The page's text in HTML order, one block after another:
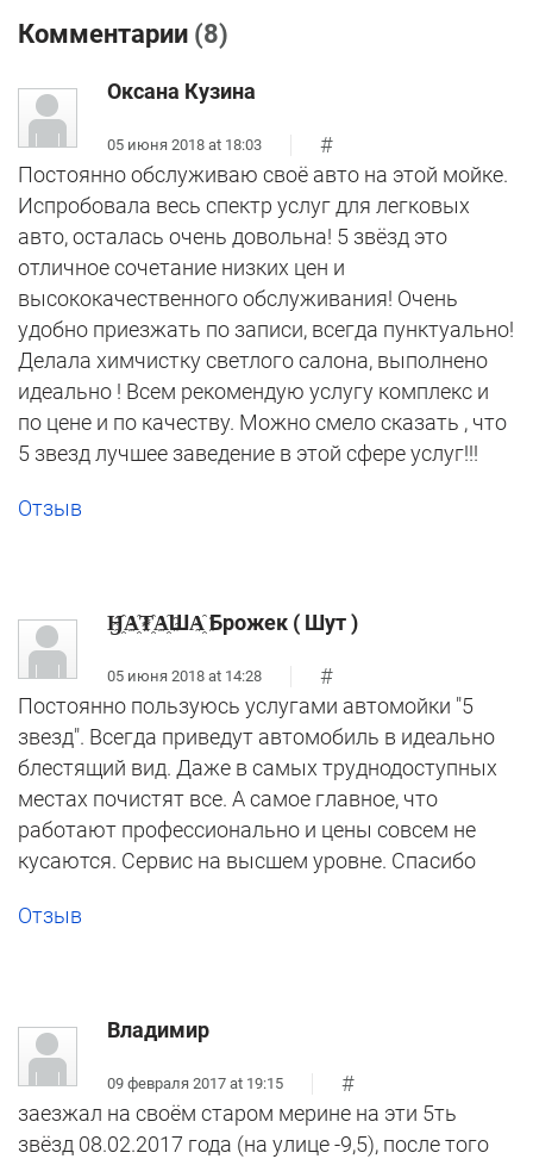
Комментарии (8)
Оксана Кузина
05 июня 2018 at 18:03
#
Постоянно обслуживаю своё авто на этой мойке.
Испробовала весь спектр услуг для легковых
авто, осталась очень довольна! 5 звёзд это
отличное сочетание низких цен и
высококачественного обслуживания! Очень
удобно приезжать по записи, всегда пунктуально!
Делала химчистку светлого салона, выполнено
идеально ! Всем рекомендую услугу комплекс и
по цене и по качеству. Можно смело сказать , что
5 звезд лучшее заведение в этой сфере услуг!!!
Отзыв
Ӈ҈А҈₮҈А҈ША҈ Брожек ( Шут )
05 июня 2018 at 14:28
#
Постоянно пользуюсь услугами автомойки "5
звезд". Всегда приведут автомобиль в идеально
блестящий вид. Даже в самых труднодоступных
местах почистят все. А самое главное, что
работают профессионально и цены совсем не
кусаются. Сервис на высшем уровне. Спасибо
Отзыв
Владимир
09 февраля 2017 at 19:15
#
заезжал на своём старом мерине на эти 5ть
звёзд 08.02.2017 года (на улице -9,5), после того